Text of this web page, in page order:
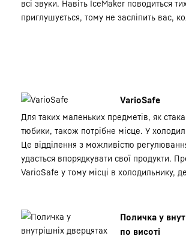
всі звуки. Навіть IceMaker поводиться
приглушується, тому не засліпить вас,
VarioSafe
Для таких маленьких предметів, як
тюбики, також потрібне місце. У
Це відділення з можливістю
удасться впорядкувати свої продукти.
VarioSafe у тому місці в холодильнику,
Поличка у
по висоті